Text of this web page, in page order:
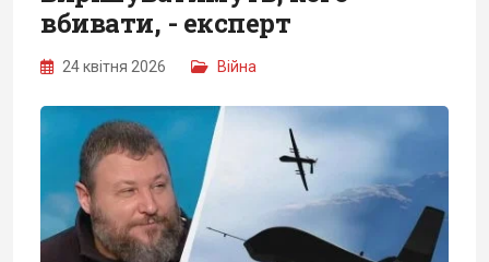
вбивати, - експерт
24 квітня 2026 Війна